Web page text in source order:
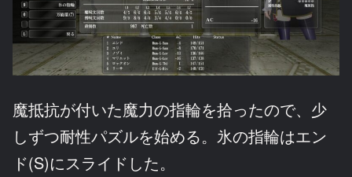
魔抵抗が付いた魔力の指輪を拾ったので、少
しずつ耐性パズルを始める。氷の指輪はエン
ド(S)にスライドした。